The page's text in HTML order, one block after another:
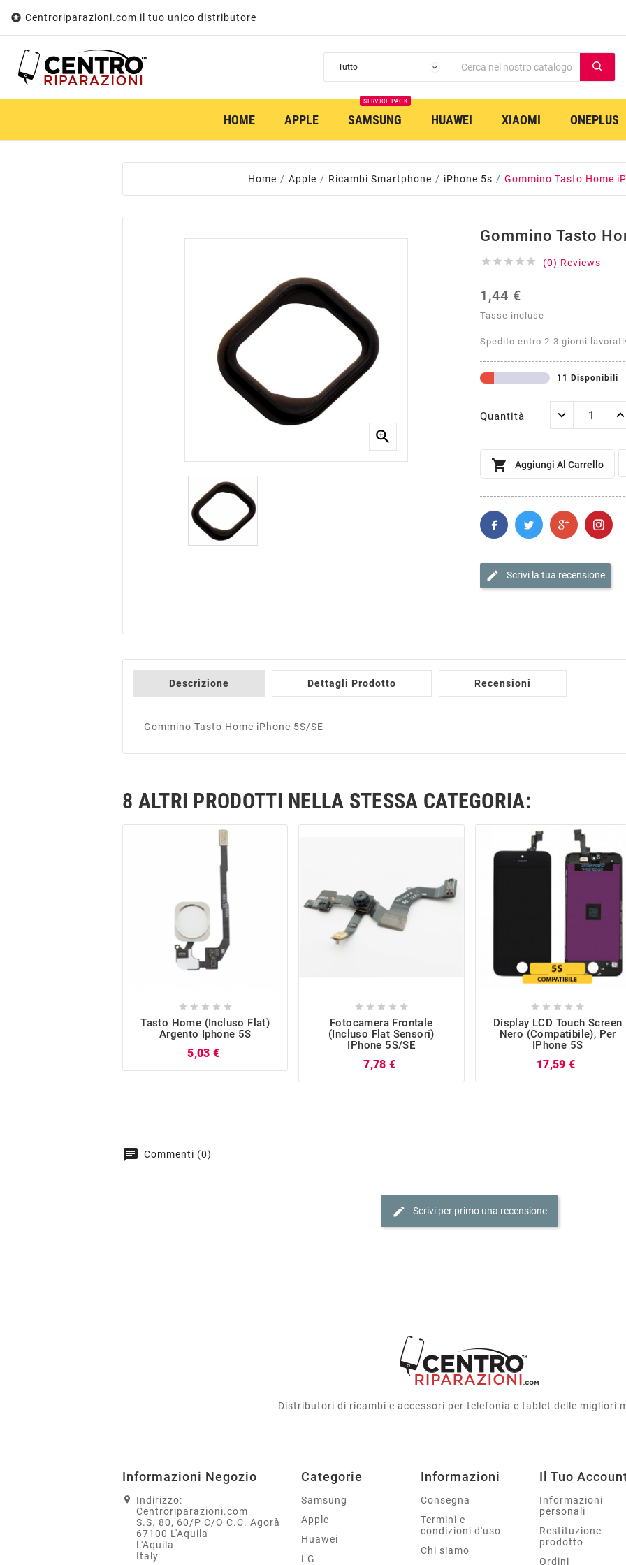
 Centroriparazioni.com il tuo unico distributore
HOME APPLE SAMSUNG
SERVICE PACK
HUAWEI XIAOMI ONEPLUS
Home Apple Ricambi Smartphone iPhone 5s Gommino Tasto Home

Gommino Tasto
     (0) Reviews
1,44 €
Tasse incluse
Spedito entro 2-3 giorni
11 Disponibili
Quantità
 Aggiungi Al Carrello
edit Scrivi la tua recensione
Descrizione Dettagli Prodotto Recensioni
Gommino Tasto Home iPhone 5S/SE
8 ALTRI PRODOTTI NELLA STESSA CATEGORIA:
    
Tasto Home (incluso Flat)
Argento Iphone 5S
5,03 €
    
Fotocamera Frontale
(incluso Flat Sensori)
IPhone 5S/SE
7,78 €
    
Display LCD Touch Screen
Nero (Compatibile), Per
IPhone 5S
17,59 €
chat Commenti (0)
edit Scrivi per primo una recensione
Distributori di ricambi e accessori per telefonia e tablet delle migliori
Informazioni Negozio
Indirizzo:
Centroriparazioni.com
S.S. 80, 60/P C/O C.C. Agorà
67100 L'Aquila
L'Aquila
Italy
Categorie
Samsung
Apple
Huawei
LG
Informazioni
Consegna
Termini e
condizioni d'uso
Chi siamo
Il Tuo
Informazioni
personali
Restituzione
prodotto
Ordini